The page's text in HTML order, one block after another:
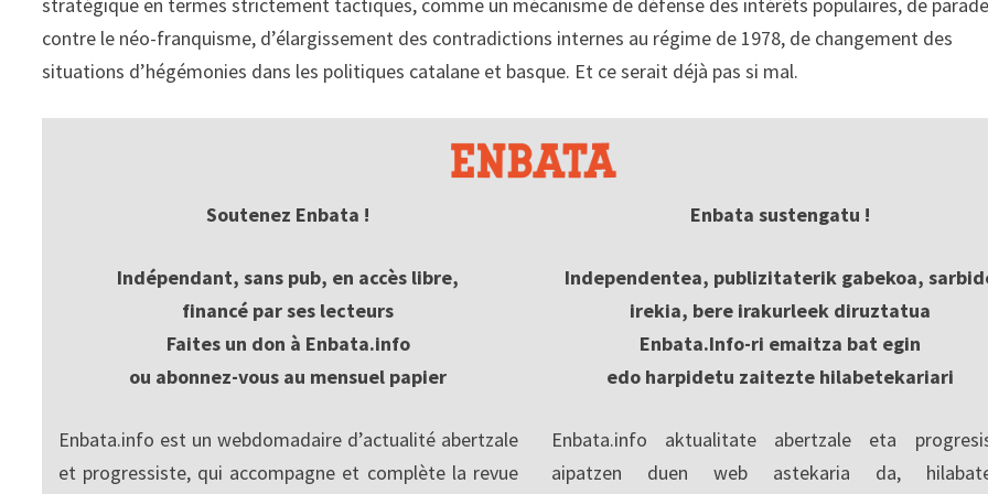
stratégique en termes strictement tactiques, comme un mécanisme de défense des intérêts populaires, de parade
contre le néo-franquisme, d’élargissement des contradictions internes au régime de 1978, de changement des
situations d’hégémonies dans les politiques catalane et basque. Et ce serait déjà pas si mal.
Soutenez Enbata !
Indépendant, sans pub, en accès libre,
financé par ses lecteurs
Faites un don à Enbata.info
ou abonnez-vous au mensuel papier
Enbata.info est un webdomadaire d’actualité abertzale
et progressiste, qui accompagne et complète la revue
Enbata sustengatu !
Independentea, publizitaterik gabekoa,
irekia, bere irakurleek diruztatua
Enbata.Info-ri emaitza bat egin
edo harpidetu zaitezte hilabetekariari
Enbata.info aktualitate abertzale eta
aipatzen duen web astekaria da,